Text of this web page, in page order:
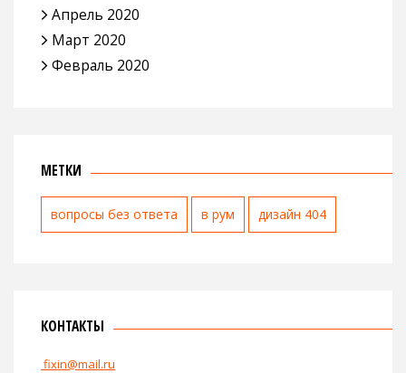
Апрель 2020
Март 2020
Февраль 2020
МЕТКИ
вопросы без ответа в рум дизайн 404
КОНТАКТЫ
fixin@mail.ru